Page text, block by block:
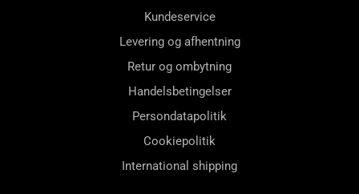
Kundeservice
Levering og afhentning
Retur og ombytning
Handelsbetingelser
Persondatapolitik
Cookiepolitik
International shipping